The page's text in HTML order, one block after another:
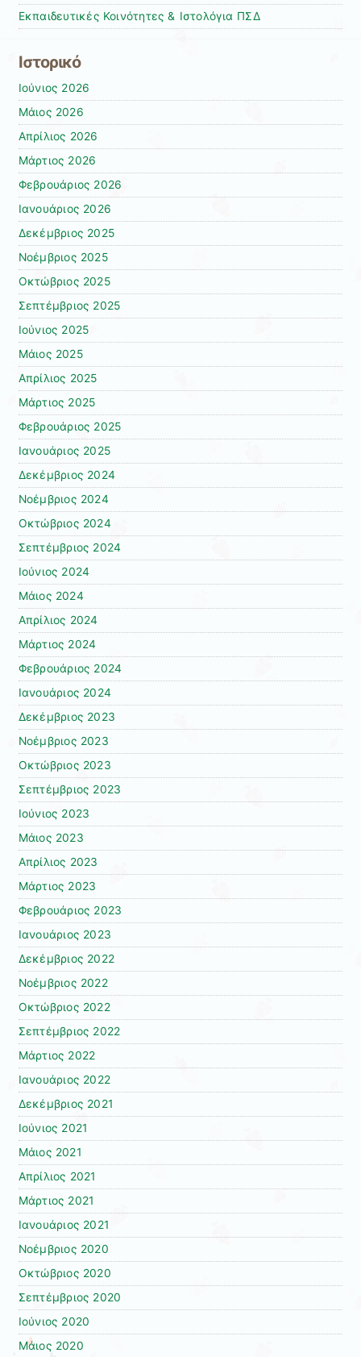
Εκπαιδευτικές Κοινότητες & Ιστολόγια ΠΣΔ
Ιστορικό
Ιούνιος 2026
Μάιος 2026
Απρίλιος 2026
Μάρτιος 2026
Φεβρουάριος 2026
Ιανουάριος 2026
Δεκέμβριος 2025
Νοέμβριος 2025
Οκτώβριος 2025
Σεπτέμβριος 2025
Ιούνιος 2025
Μάιος 2025
Απρίλιος 2025
Μάρτιος 2025
Φεβρουάριος 2025
Ιανουάριος 2025
Δεκέμβριος 2024
Νοέμβριος 2024
Οκτώβριος 2024
Σεπτέμβριος 2024
Ιούνιος 2024
Μάιος 2024
Απρίλιος 2024
Μάρτιος 2024
Φεβρουάριος 2024
Ιανουάριος 2024
Δεκέμβριος 2023
Νοέμβριος 2023
Οκτώβριος 2023
Σεπτέμβριος 2023
Ιούνιος 2023
Μάιος 2023
Απρίλιος 2023
Μάρτιος 2023
Φεβρουάριος 2023
Ιανουάριος 2023
Δεκέμβριος 2022
Νοέμβριος 2022
Οκτώβριος 2022
Σεπτέμβριος 2022
Μάρτιος 2022
Ιανουάριος 2022
Δεκέμβριος 2021
Ιούνιος 2021
Μάιος 2021
Απρίλιος 2021
Μάρτιος 2021
Ιανουάριος 2021
Νοέμβριος 2020
Οκτώβριος 2020
Σεπτέμβριος 2020
Ιούνιος 2020
Μάιος 2020